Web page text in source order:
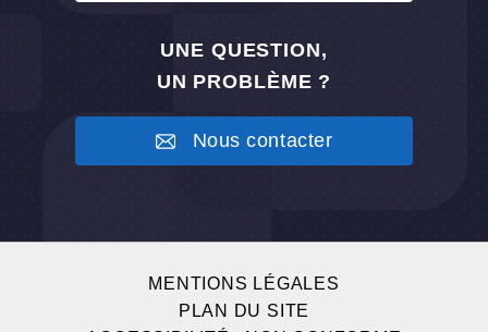
UNE QUESTION,
UN PROBLÈME ?
Nous contacter
MENTIONS LÉGALES
PLAN DU SITE